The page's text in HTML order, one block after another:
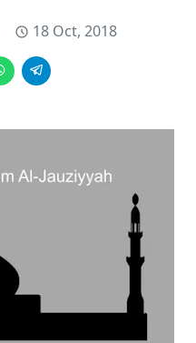
18 Oct, 2018